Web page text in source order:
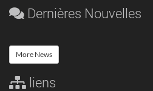
Dernières Nouvelles
More News
liens